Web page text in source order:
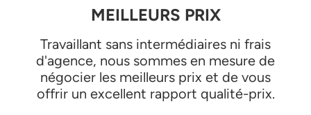
MEILLEURS PRIX
Travaillant sans intermédiaires ni frais
d'agence, nous sommes en mesure de
négocier les meilleurs prix et de vous
offrir un excellent rapport qualité-prix.